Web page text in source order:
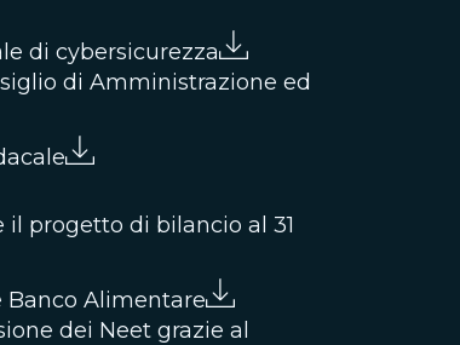
di cybersicurezza
di Amministrazione ed
il progetto di bilancio al 31
Banco Alimentare
dei Neet grazie al